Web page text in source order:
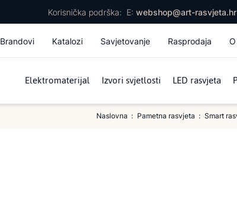
Korisnička podrška: E: webshop@art-rasvjeta.hr
Brandovi Katalozi Savjetovanje Rasprodaja
Elektromaterijal Izvori svjetlosti LED rasvjeta
Naslovna Pametna rasvjeta Smart